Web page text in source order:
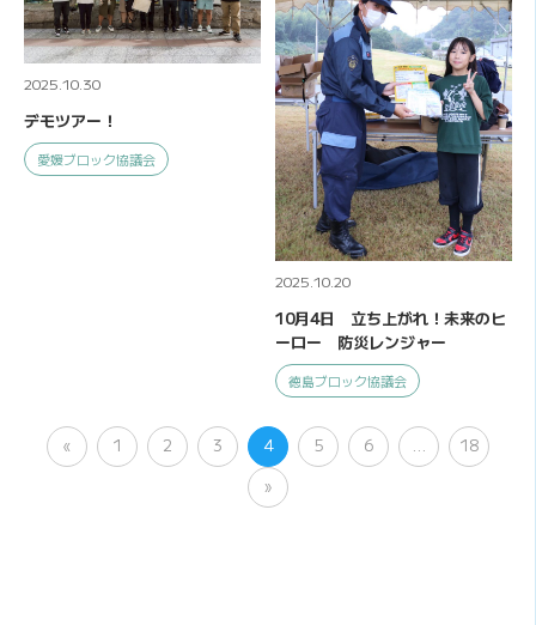
2025.10.30
デモツアー！
愛媛ブロック協議会
2025.10.20
10月4日 立ち上がれ！未来のヒ
ーロー 防災レンジャー
徳島ブロック協議会
« 1 2 3 4 5 6
18
»